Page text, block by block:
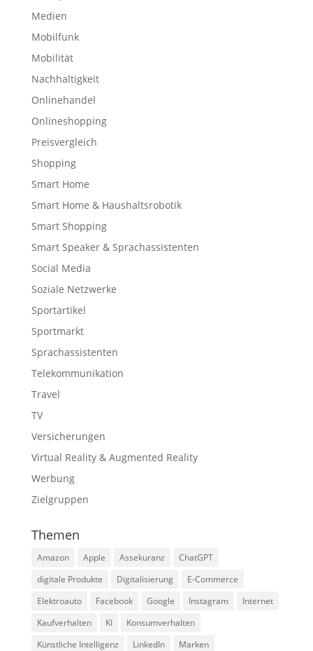
Medien
Mobilfunk
Mobilität
Nachhaltigkeit
Onlinehandel
Onlineshopping
Preisvergleich
Shopping
Smart Home
Smart Home & Haushaltsrobotik
Smart Shopping
Smart Speaker & Sprachassistenten
Social Media
Soziale Netzwerke
Sportartikel
Sportmarkt
Sprachassistenten
Telekommunikation
Travel
TV
Versicherungen
Virtual Reality & Augmented Reality
Werbung
Zielgruppen
Themen
Amazon Apple Assekuranz
ChatGPT
digitale Produkte
Digitalisierung
E-Commerce
Elektroauto
Facebook Google Instagram
Internet
Kaufverhalten
KI
Konsumverhalten
Künstliche Intelligenz
LinkedIn
Marken